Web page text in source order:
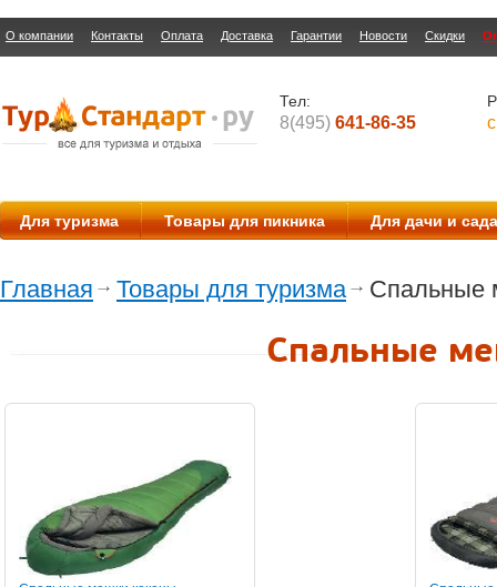
О компании Контакты Оплата Доставка Гарантии Новости Скидки
Тел:
8(495) 641-86-35
Для туризма Товары для пикника Для дачи и сада
Главная Товары для туризма Спальные
Спальные